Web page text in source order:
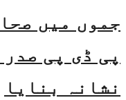
جموں میں
پی ڈی پی
نشانہ بنایا